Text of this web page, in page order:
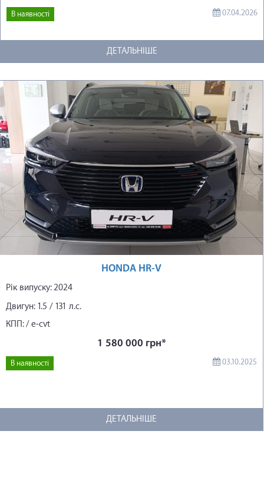
В наявності 07.04.2026
ДЕТАЛЬНІШЕ
HONDA HR-V
Рік випуску: 2024
Двигун: 1.5 / 131 л.с.
КПП: / е-cvt
1 580 000 грн*
В наявності 03.10.2025
ДЕТАЛЬНІШЕ